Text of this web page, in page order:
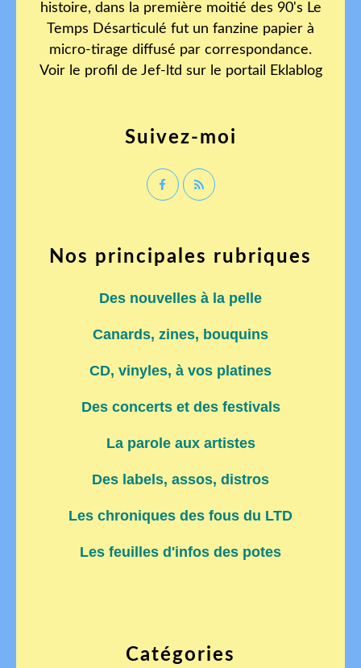
Catégories
histoire, dans la première moitié des 90's Le
Temps Désarticulé fut un fanzine papier à
micro-tirage diffusé par correspondance.
Voir le profil de Jef-ltd sur le portail Eklablog
Suivez-moi
Nos principales rubriques
Des nouvelles à la pelle
Canards, zines, bouquins
CD, vinyles, à vos platines
Des concerts et des festivals
La parole aux artistes
Des labels, assos, distros
Les chroniques des fous du LTD
Les feuilles d'infos des potes